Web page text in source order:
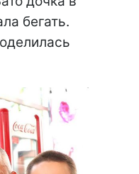
бегать.